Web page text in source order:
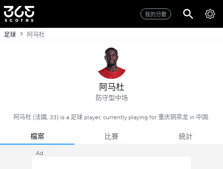
我的分數
足球 阿马杜
阿马杜
防守型中场
阿马杜 (法國, 33) is a 足球 player, currently playing for 重庆铜梁龙 in 中国.
檔案 比賽 統計
Ad